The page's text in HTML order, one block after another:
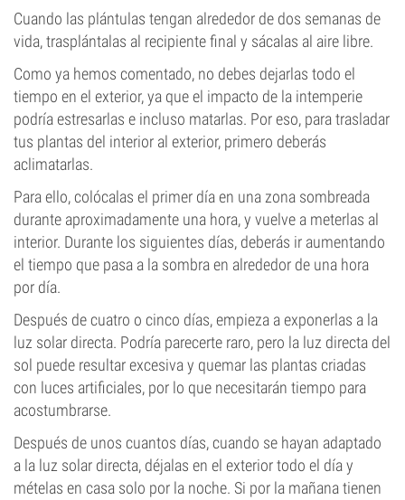
Cuando las plántulas tengan alrededor de dos semanas de
vida, trasplántalas al recipiente final y sácalas al aire libre.
Como ya hemos comentado, no debes dejarlas todo el
tiempo en el exterior, ya que el impacto de la intemperie
podría estresarlas e incluso matarlas. Por eso, para trasladar
tus plantas del interior al exterior, primero deberás
aclimatarlas.
Para ello, colócalas el primer día en una zona sombreada
durante aproximadamente una hora, y vuelve a meterlas al
interior. Durante los siguientes días, deberás ir aumentando
el tiempo que pasa a la sombra en alrededor de una hora
por día.
Después de cuatro o cinco días, empieza a exponerlas a la
luz solar directa. Podría parecerte raro, pero la luz directa del
sol puede resultar excesiva y quemar las plantas criadas
con luces artificiales, por lo que necesitarán tiempo para
acostumbrarse.
Después de unos cuantos días, cuando se hayan adaptado
a la luz solar directa, déjalas en el exterior todo el día y
mételas en casa solo por la noche. Si por la mañana tienen